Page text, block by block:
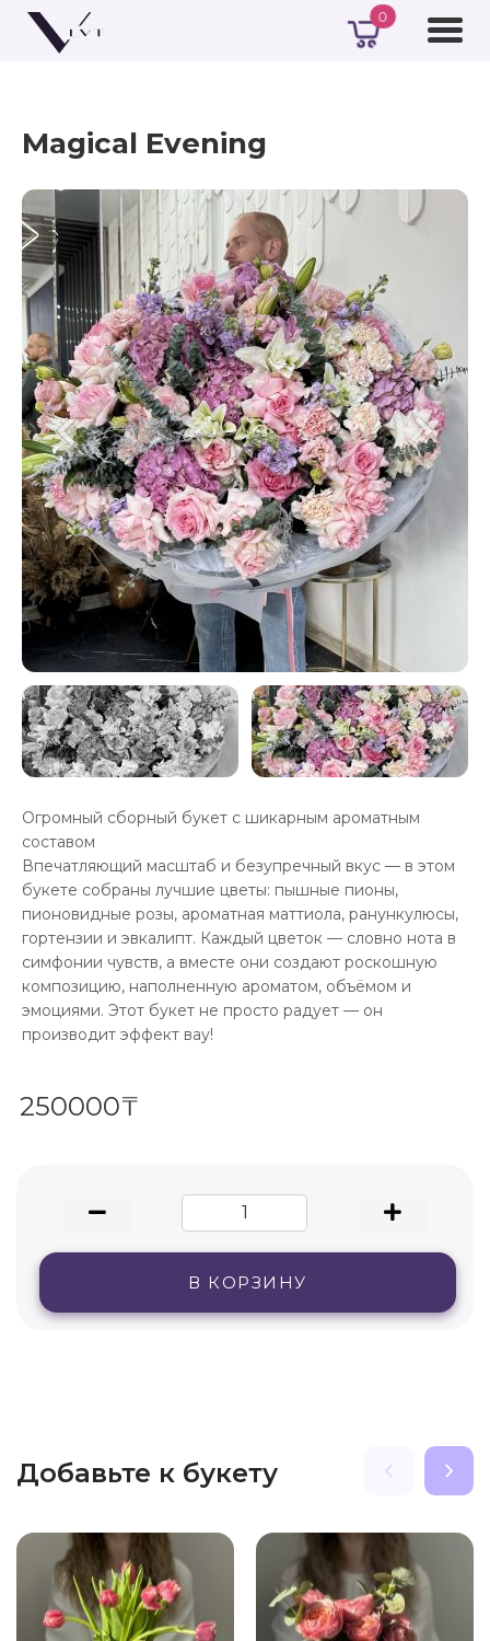
0
Magical Evening
Огромный сборный букет с шикарным ароматным
составом
Впечатляющий масштаб и безупречный вкус — в этом
букете собраны лучшие цветы: пышные пионы,
пионовидные розы, ароматная маттиола, ранункулюсы,
гортензии и эвкалипт. Каждый цветок — словно нота в
симфонии чувств, а вместе они создают роскошную
композицию, наполненную ароматом, объёмом и
эмоциями. Этот букет не просто радует — он
производит эффект вау!
250000₸
В КОРЗИНУ
Добавьте к букету